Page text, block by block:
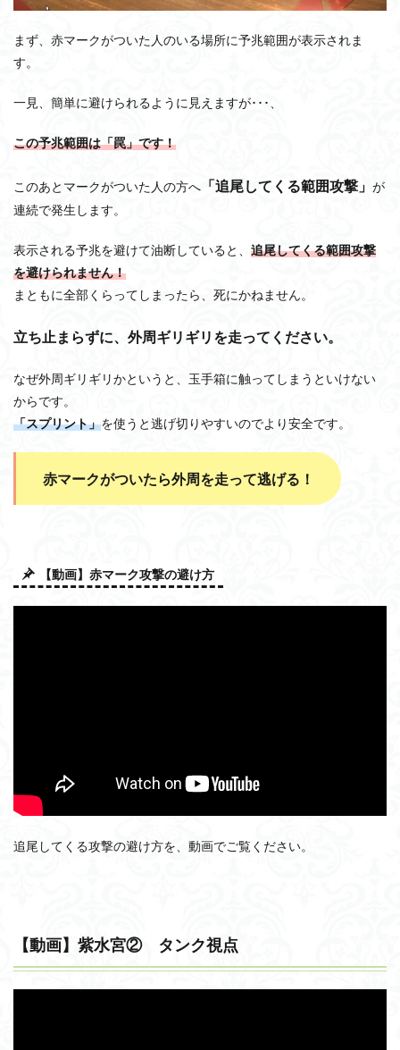
まず、赤マークがついた人のいる場所に予兆範囲が表示されま
す。
一見、簡単に避けられるように見えますが･･･、
この予兆範囲は「罠」です！
このあとマークがついた人の方へ 「追尾してくる範囲攻撃」 が
連続で発生します。
表示される予兆を避けて油断していると、 追尾してくる範囲攻撃
を避けられません！
まともに全部くらってしまったら、死にかねません。
立ち止まらずに、外周ギリギリを走ってください。
なぜ外周ギリギリかというと、玉手箱に触ってしまうといけない
からです。
「スプリント」を使うと逃げ切りやすいのでより安全です。
赤マークがついたら外周を走って逃げる！
【動画】赤マーク攻撃の避け方
追尾してくる攻撃の避け方を、動画でご覧ください。
【動画】紫水宮② タンク視点